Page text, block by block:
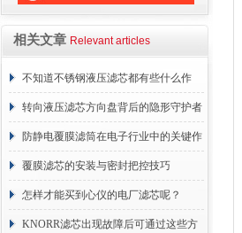
相关文章 Relevant articles
不知道不锈钢液压滤芯都有些什么作
用？进来看
转向液压滤芯方向盘背后的隐形守护者
防静电覆膜滤筒在电子行业中的关键作
用
覆膜滤芯的安装与密封把控技巧
怎样才能买到心仪的电厂滤芯呢？
KNORR滤芯出现故障后可通过这些方